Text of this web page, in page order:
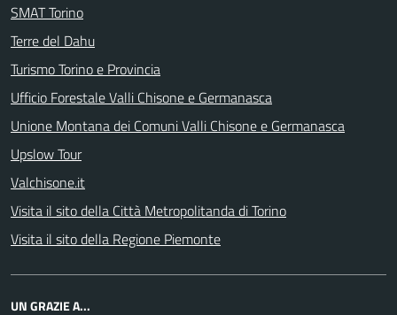
SMAT Torino
Terre del Dahu
Turismo Torino e Provincia
Ufficio Forestale Valli Chisone e Germanasca
Unione Montana dei Comuni Valli Chisone e Germanasca
Upslow Tour
Valchisone.it
Visita il sito della Città Metropolitanda di Torino
Visita il sito della Regione Piemonte
UN GRAZIE A...